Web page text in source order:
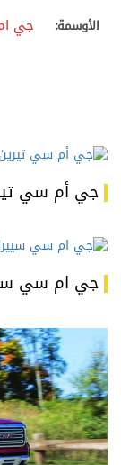
الأوسمة: جي
جي أم سي
جي ام سي